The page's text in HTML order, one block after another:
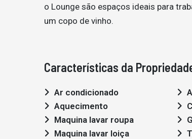
o Lounge são espaços ideais para
um copo de vinho.
Características da
Ar condicionado
Aquecimento
Maquina lavar roupa
Maquina lavar loiça